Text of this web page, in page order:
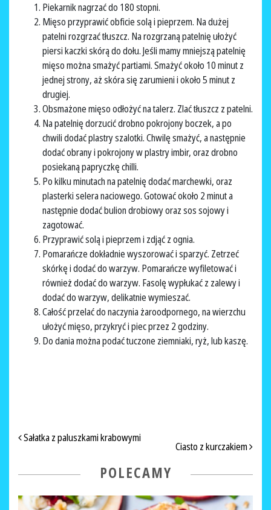
Piekarnik nagrzać do 180 stopni.
Mięso przyprawić obficie solą i pieprzem. Na dużej
patelni rozgrzać tłuszcz. Na rozgrzaną patelnię ułożyć
piersi kaczki skórą do dołu. Jeśli mamy mniejszą patelnię
mięso można smażyć partiami. Smażyć około 10 minut z
jednej strony, aż skóra się zarumieni i około 5 minut z
drugiej.
Obsmażone mięso odłożyć na talerz. Zlać tłuszcz z patelni.
Na patelnię dorzucić drobno pokrojony boczek, a po
chwili dodać plastry szalotki. Chwilę smażyć, a następnie
dodać obrany i pokrojony w plastry imbir, oraz drobno
posiekaną papryczkę chilli.
Po kilku minutach na patelnię dodać marchewki, oraz
plasterki selera naciowego. Gotować około 2 minut a
następnie dodać bulion drobiowy oraz sos sojowy i
zagotować.
Przyprawić solą i pieprzem i zdjąć z ognia.
Pomarańcze dokładnie wyszorować i sparzyć. Zetrzeć
skórkę i dodać do warzyw. Pomarańcze wyfiletować i
również dodać do warzyw. Fasolę wypłukać z zalewy i
dodać do warzyw, delikatnie wymieszać.
Całość przelać do naczynia żaroodpornego, na wierzchu
ułożyć mięso, przykryć i piec przez 2 godziny.
Do dania można podać tuczone ziemniaki, ryż, lub kaszę.
NAWIGACJA PO ARTYKUŁACH
Sałatka z paluszkami krabowymi
Ciasto z kurczakiem
POLECAMY